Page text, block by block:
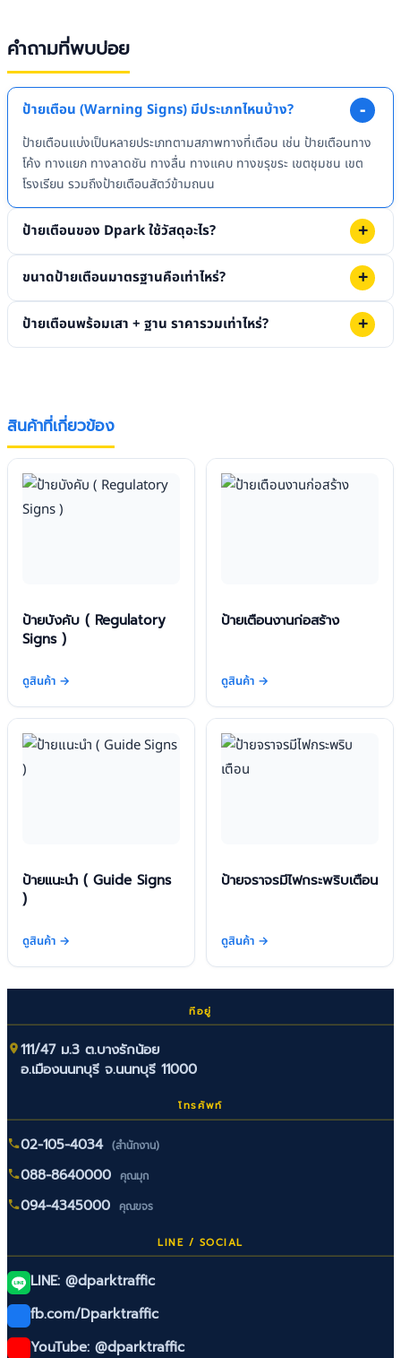
คำถามที่พบบ่อย
ป้ายเตือน (Warning Signs) มีประเภทไหนบ้าง?
ป้ายเตือนแบ่งเป็นหลายประเภทตามสภาพทางที่เตือน เช่น ป้ายเตือนทาง
โค้ง ทางแยก ทางลาดชัน ทางลื่น ทางแคบ ทางขรุขระ เขตชุมชน เขต
โรงเรียน รวมถึงป้ายเตือนสัตว์ข้ามถนน
ป้ายเตือนของ Dpark ใช้วัสดุอะไร?
ขนาดป้ายเตือนมาตรฐานคือเท่าไหร่?
ป้ายเตือนพร้อมเสา + ฐาน ราคารวมเท่าไหร่?
สินค้าที่เกี่ยวข้อง
ป้ายบังคับ ( Regulatory
Signs )
ดูสินค้า →
ป้ายเตือนงานก่อสร้าง
ดูสินค้า →
ป้ายแนะนำ ( Guide Signs
)
ดูสินค้า →
ป้ายจราจรมีไฟกระพริบเตือน
ดูสินค้า →
ที่อยู่
111/47 ม.3 ต.บางรักน้อย
อ.เมืองนนทบุรี จ.นนทบุรี 11000
โทรศัพท์
02-105-4034 (สำนักงาน)
088-8640000 คุณมุก
094-4345000 คุณขจร
LINE / SOCIAL
LINE: @dparktraffic
fb.com/Dparktraffic
YouTube: @dparktraffic